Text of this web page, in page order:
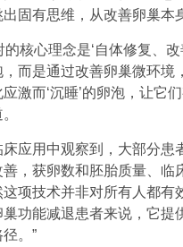
固有思维，从改善卵巢本
核心理念是‘自体修复、改
而是通过改善卵巢微环境
激而‘沉睡’的卵泡，让它
应用中观察到，大部分患
，获卵数和胚胎质量、临
项技术并非对所有人都有
功能减退患者来说，它提
。”